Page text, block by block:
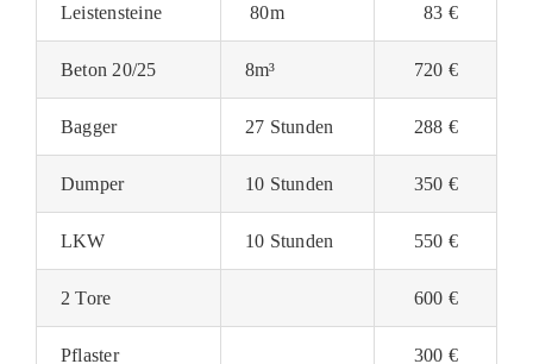
Leistensteine 80m 83 €
Beton 20/25 8m³ 720 €
Bagger 27 Stunden 288 €
Dumper 10 Stunden 350 €
LKW 10 Stunden 550 €
2 Tore 600 €
Pflaster 300 €